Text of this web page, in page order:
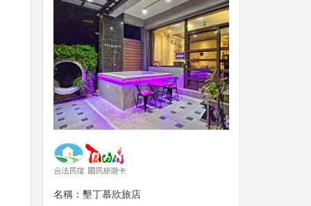
名稱：墾丁慕欣旅店